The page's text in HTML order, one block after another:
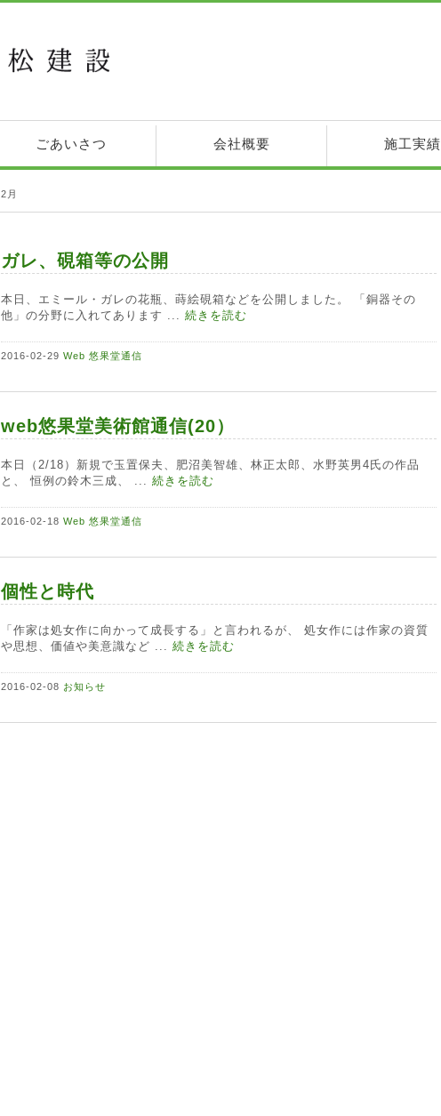
ごあいさつ 会社概要 施工実績
2月
ガレ、硯箱等の公開
本日、エミール・ガレの花瓶、蒔絵硯箱などを公開しました。 「銅器その
他」の分野に入れてあります ... 続きを読む
2016-02-29 Web 悠果堂通信
web悠果堂美術館通信(20）
本日（2/18）新規で玉置保夫、肥沼美智雄、林正太郎、水野英男4氏の作品
と、 恒例の鈴木三成、 ... 続きを読む
2016-02-18 Web 悠果堂通信
個性と時代
「作家は処女作に向かって成長する」と言われるが、 処女作には作家の資質
や思想、価値や美意識など ... 続きを読む
2016-02-08 お知らせ